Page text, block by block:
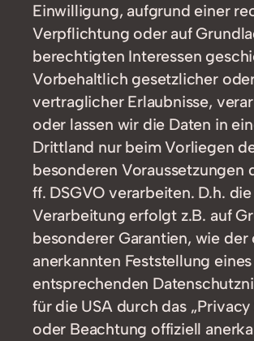
Einwilligung, aufgrund einer
Verpflichtung oder auf
berechtigten Interessen
Vorbehaltlich gesetzlicher
vertraglicher Erlaubnisse,
oder lassen wir die Daten in
Drittland nur beim Vorliegen
besonderen Voraussetzungen
ff. DSGVO verarbeiten. D.h. die
Verarbeitung erfolgt z.B. auf
besonderer Garantien, wie der
anerkannten Feststellung
entsprechenden
für die USA durch das „Privacy
oder Beachtung offiziell